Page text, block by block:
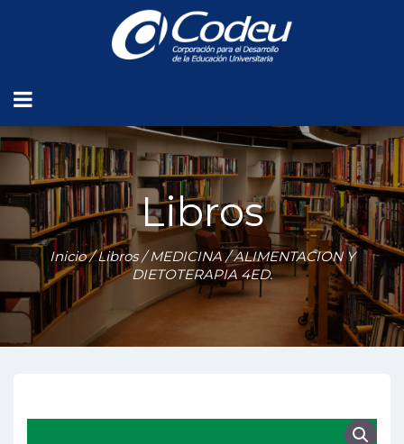
Libros
Inicio/Libros/MEDICINA/ ALIMENTACION Y
DIETOTERAPIA 4ED.